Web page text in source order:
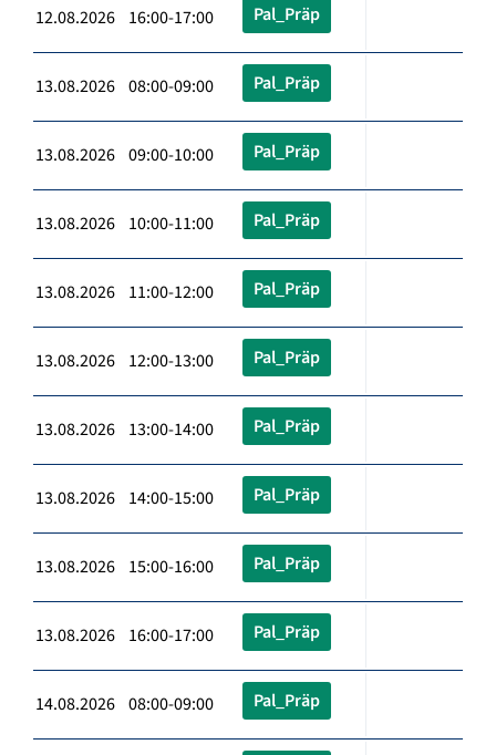
12.08.2026 16:00-17:00 Pal_Präp
13.08.2026 08:00-09:00 Pal_Präp
13.08.2026 09:00-10:00 Pal_Präp
13.08.2026 10:00-11:00 Pal_Präp
13.08.2026 11:00-12:00 Pal_Präp
13.08.2026 12:00-13:00 Pal_Präp
13.08.2026 13:00-14:00 Pal_Präp
13.08.2026 14:00-15:00 Pal_Präp
13.08.2026 15:00-16:00 Pal_Präp
13.08.2026 16:00-17:00 Pal_Präp
14.08.2026 08:00-09:00 Pal_Präp